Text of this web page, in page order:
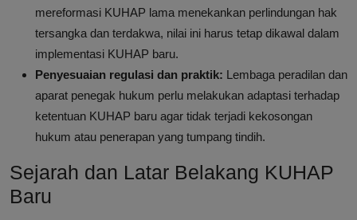
mereformasi KUHAP lama menekankan perlindungan hak
tersangka dan terdakwa, nilai ini harus tetap dikawal dalam
implementasi KUHAP baru.
Penyesuaian regulasi dan praktik: Lembaga peradilan dan
aparat penegak hukum perlu melakukan adaptasi terhadap
ketentuan KUHAP baru agar tidak terjadi kekosongan
hukum atau penerapan yang tumpang tindih.
Sejarah dan Latar Belakang KUHAP
Baru